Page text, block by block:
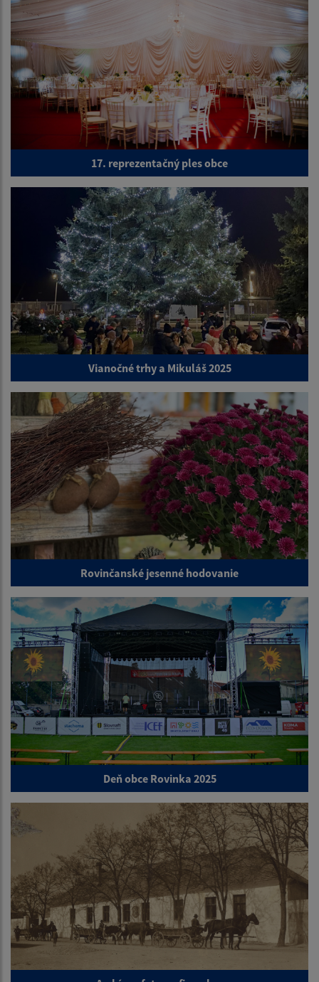
17. reprezentačný ples obce
Vianočné trhy a Mikuláš 2025
Rovinčanské jesenné hodovanie
Deň obce Rovinka 2025